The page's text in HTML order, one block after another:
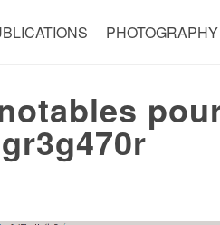
PHOTOGRAPHY